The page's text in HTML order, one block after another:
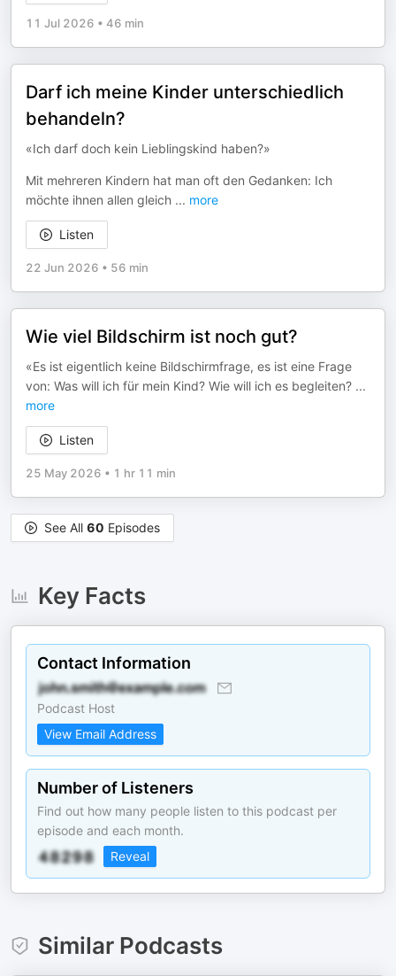
11 Jul 2026 • 46 min
Darf ich meine Kinder unterschiedlich
behandeln?
«Ich darf doch kein Lieblingskind haben?»
Mit mehreren Kindern hat man oft den Gedanken: Ich
möchte ihnen allen gleich ... more
Listen
22 Jun 2026 • 56 min
Wie viel Bildschirm ist noch gut?
«Es ist eigentlich keine Bildschirmfrage, es ist eine Frage
von: Was will ich für mein Kind? Wie will ich es begleiten? ...
more
Listen
25 May 2026 • 1 hr 11 min
See All 60 Episodes
Key Facts
Contact Information
Podcast Host
View Email Address
Number of Listeners
Find out how many people listen to this podcast per
episode and each month.
Reveal
Similar Podcasts